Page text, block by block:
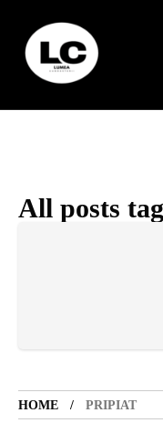
All posts
HOME PRIPIAT